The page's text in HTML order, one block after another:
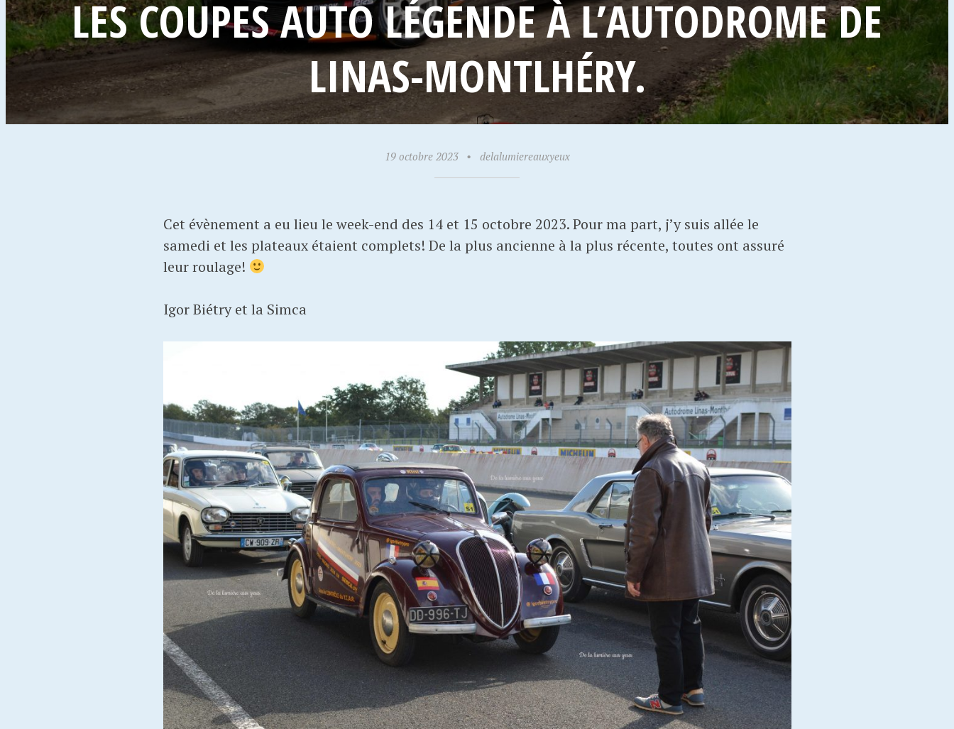
LES COUPES AUTO LÉGENDE À L’AUTODROME DE
LINAS-MONTLHÉRY.
19 octobre 2023 • delalumiereauxyeux
Cet évènement a eu lieu le week-end des 14 et 15 octobre 2023. Pour ma part, j’y suis allée le
samedi et les plateaux étaient complets! De la plus ancienne à la plus récente, toutes ont assuré
leur roulage!
Igor Biétry et la Simca